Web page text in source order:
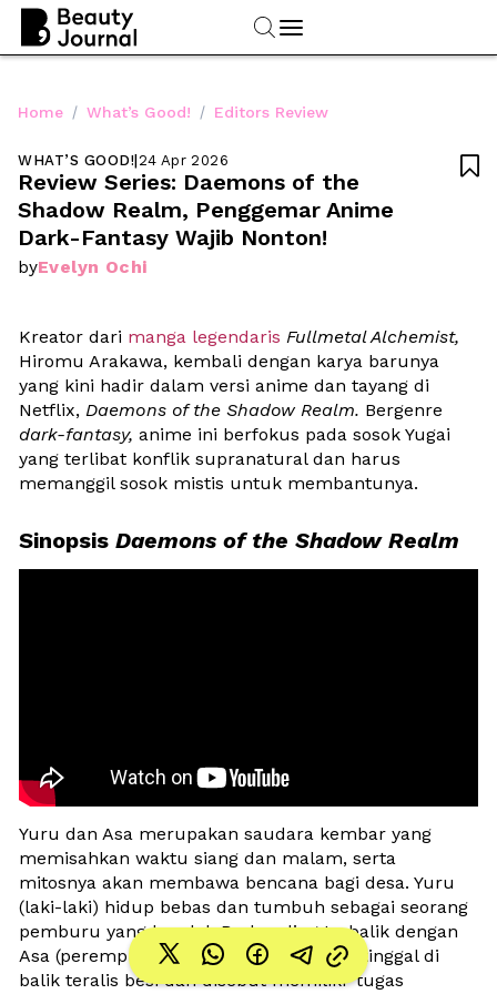
Home / What’s Good! / Editors Review
WHAT’S GOOD!|24 Apr 2026
Review Series: Daemons of the
Shadow Realm, Penggemar Anime
Dark-Fantasy Wajib Nonton!
byEvelyn Ochi

Kreator dari manga legendaris Fullmetal Alchemist,
Hiromu Arakawa, kembali dengan karya barunya
yang kini hadir dalam versi anime dan tayang di
Netflix, Daemons of the Shadow Realm.
dark-fantasy, anime ini berfokus pada sosok Yugai
yang terlibat konflik supranatural dan harus
memanggil sosok mistis untuk membantunya.
Sinopsis Daemons of the Shadow Realm
Yuru dan Asa merupakan saudara kembar yang
memisahkan waktu siang dan malam, serta
mitosnya akan membawa bencana bagi desa. Yuru
(laki-laki) hidup bebas dan tumbuh sebagai seorang
pemburu yang handal. Berbanding terbalik dengan
Asa (perempuan), seumur hidup harus tinggal di
balik teralis besi dan disebut memiliki ‘tugas